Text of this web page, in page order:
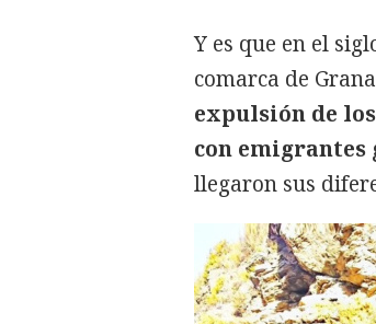
Y es que en el
comarca de
expulsión de
con emigrantes
llegaron sus